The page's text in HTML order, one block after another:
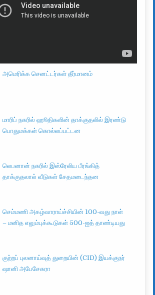
அமெரிக்க செனட்டர்கள் தீர்மானம்
மாரிப் நகரில் ஹூதிகளின் தாக்குதலில் இரண்டு
பொதுமக்கள் கொல்லப்பட்டன
லெபனான் நகரில் இஸ்ரேலிய பீரங்கித்
தாக்குதலால் வீடுகள் சேதமடைந்தன
செம்மணி அகழ்வாராய்ச்சியின் 100-வது நாள்
– மனித எலும்புக்கூடுகள் 500-ஐத் தாண்டியது
குற்றப் புலனாய்வுத் துறையின் (CID) இயக்குநர்
ஷானி அபேசேகரா